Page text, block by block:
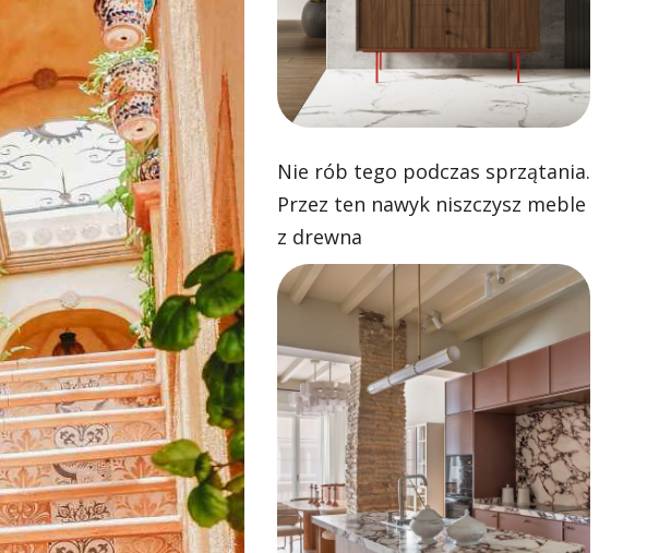
Nie rób tego podczas sprzątania.
Przez ten nawyk niszczysz meble
z drewna